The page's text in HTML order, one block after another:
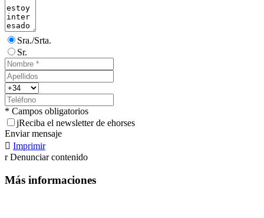
Sra./Srta.
Sr.
* Campos obligatorios
jReciba el newsletter de ehorses
Enviar mensaje
 Imprimir
r Denunciar contenido
Más informaciones